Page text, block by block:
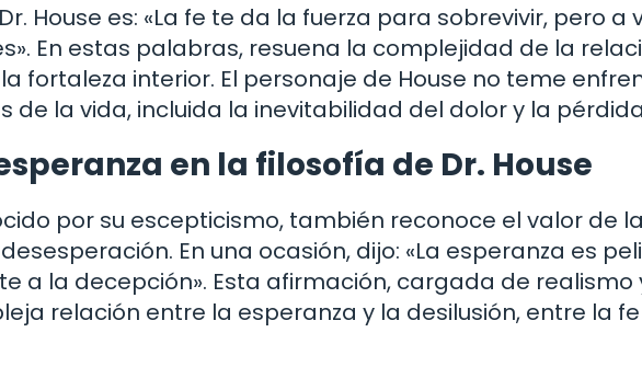
House es: «La fe te da la fuerza para sobrevivir, pero a
En estas palabras, resuena la complejidad de la
fortaleza interior. El personaje de House no teme
de la vida, incluida la inevitabilidad del dolor y la
en la filosofía de Dr. House
por su escepticismo, también reconoce el valor de
En una ocasión, dijo: «La esperanza es
a la decepción». Esta afirmación, cargada de realismo
relación entre la esperanza y la desilusión, entre la